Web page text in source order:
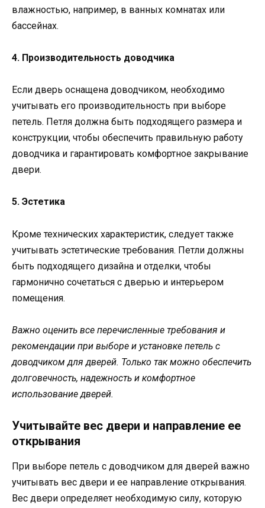
влажностью, например, в ванных комнатах или
бассейнах.
4. Производительность доводчика
Если дверь оснащена доводчиком, необходимо
учитывать его производительность при выборе
петель. Петля должна быть подходящего размера и
конструкции, чтобы обеспечить правильную работу
доводчика и гарантировать комфортное закрывание
двери.
5. Эстетика
Кроме технических характеристик, следует также
учитывать эстетические требования. Петли должны
быть подходящего дизайна и отделки, чтобы
гармонично сочетаться с дверью и интерьером
помещения.
Важно оценить все перечисленные требования и
рекомендации при выборе и установке петель с
доводчиком для дверей. Только так можно обеспечить
долговечность, надежность и комфортное
использование дверей.
Учитывайте вес двери и направление ее
открывания
При выборе петель с доводчиком для дверей важно
учитывать вес двери и ее направление открывания.
Вес двери определяет необходимую силу, которую